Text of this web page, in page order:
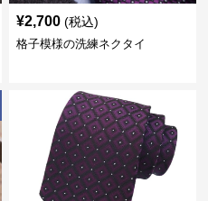
¥2,700 (税込)
格子模様の洗練ネクタイ